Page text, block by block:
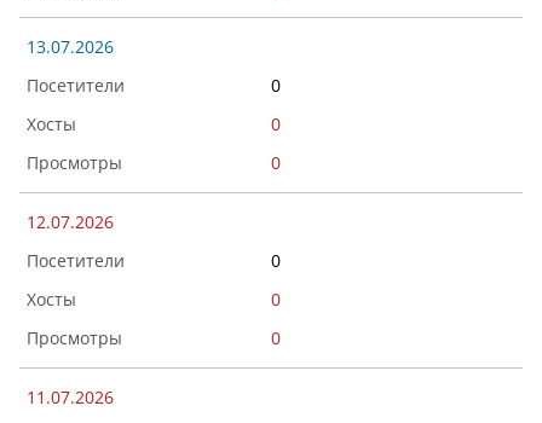
13.07.2026
0
0
0
12.07.2026
0
0
0
11.07.2026